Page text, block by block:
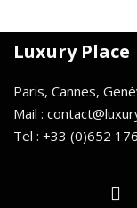
Luxury Place
Paris, Cannes,
Mail :
Tel : +33 (0)652